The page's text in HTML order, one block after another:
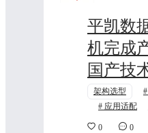
平凯数
机完成
国产技
安全防
架构选型
应用适配
0 0